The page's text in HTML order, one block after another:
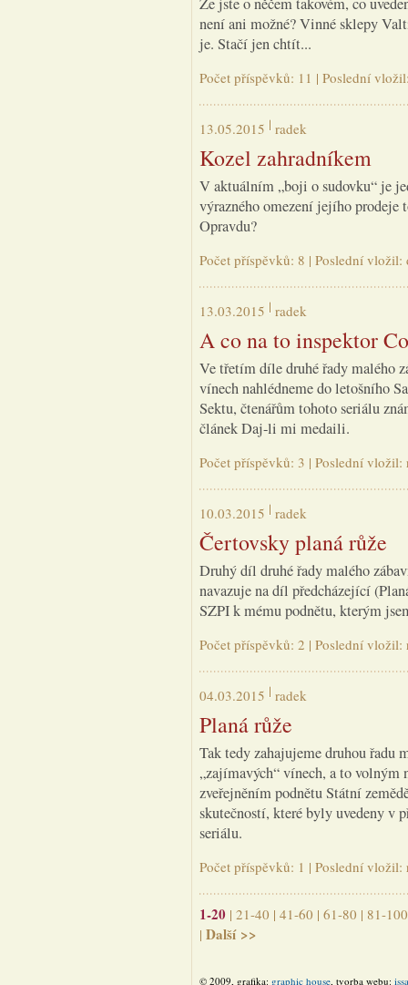
není ani možné? Vinné sklepy
je. Stačí jen chtít...
Počet příspěvků: 11 | Poslední
13.05.2015 radek
Kozel zahradníkem
V aktuálním „boji o sudovku“ je
výrazného omezení jejího prodeje
Opravdu?
Počet příspěvků: 8 | Poslední
13.03.2015 radek
A co na to inspektor
Ve třetím díle druhé řady malého
vínech nahlédneme do letošního
Sektu, čtenářům tohoto seriálu
článekDaj-li mi medaili.
Počet příspěvků: 3 | Poslední
10.03.2015 radek
Čertovsky planá růže
Druhý díl druhé řady malého
navazuje na díl předcházející
SZPI k mému podnětu, kterým
Počet příspěvků: 2 | Poslední
04.03.2015 radek
Planá růže
Tak tedy zahajujeme druhou řadu
„zajímavých“ vínech, a to volným
zveřejněním podnětu Státní
skutečností, které byly uvedeny v
seriálu.
Počet příspěvků: 1 | Poslední
1-20 | 21-40 | 41-60 | 61-80 | 81-100
| Další >>
© 2009, grafika: graphic house, tvorba webu: